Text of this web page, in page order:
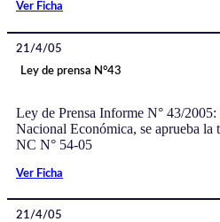
Ver Ficha
21/4/05
Ley de prensa N°43
Ley de Prensa Informe N° 43/
Nacional Económica, se aprueba la
NC N° 54-05
Ver Ficha
21/4/05